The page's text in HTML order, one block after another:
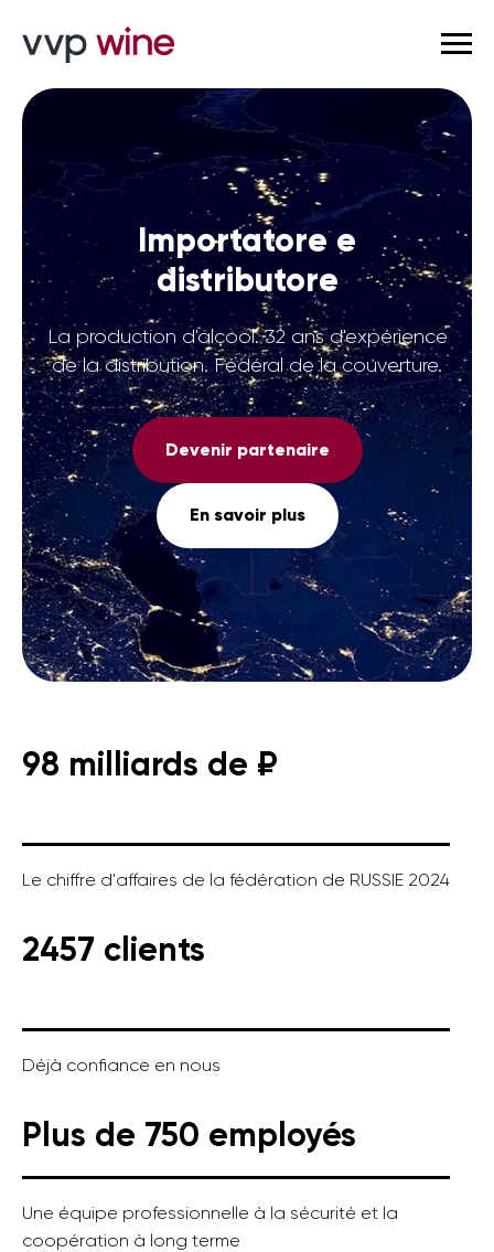
Importatore e
distributore
La production d'alcool. 32 ans d'expérience
de la distribution. Fédéral de la couverture.
Devenir partenaire
En savoir plus
98 milliards de ₽
Le chiffre d'affaires de la fédération de RUSSIE 2024
2457 clients
Déjà confiance en nous
Plus de 750 employés
Une équipe professionnelle à la sécurité et la
coopération à long terme